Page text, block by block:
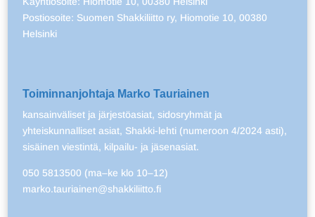
Postiosoite: Suomen Shakkiliitto ry, Hiomotie 10, 00380
Helsinki
Toiminnanjohtaja Marko Tauriainen
kansainväliset ja järjestöasiat, sidosryhmät ja
yhteiskunnalliset asiat, Shakki-lehti (numeroon 4/2024 asti),
sisäinen viestintä, kilpailu- ja jäsenasiat.
050 5813500 (ma–ke klo 10–12)
marko.tauriainen@shakkiliitto.fi